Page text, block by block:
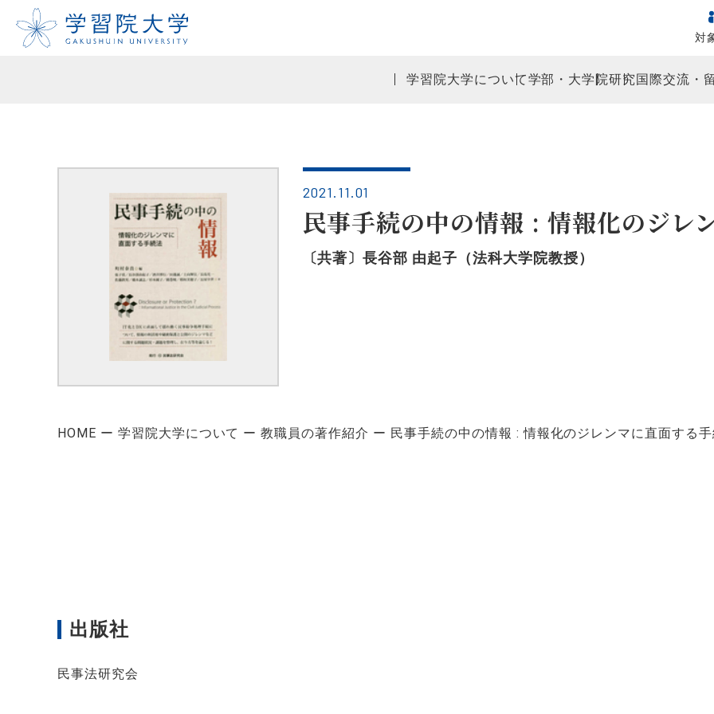
対
学習院大学について学部・大学院研究国際交流・
2021.11.01
民事手続の中の情報 : 情報化のジレ
〔共著〕長谷部 由起子（法科大学院教授）
HOME 学習院大学について 教職員の著作紹介 民事手続の中の情報 : 情報化のジレンマに直面する
出版社
民事法研究会